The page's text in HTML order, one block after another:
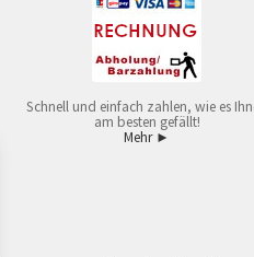
Schnell und einfach zahlen, wie es
am besten gefällt!
Mehr ►